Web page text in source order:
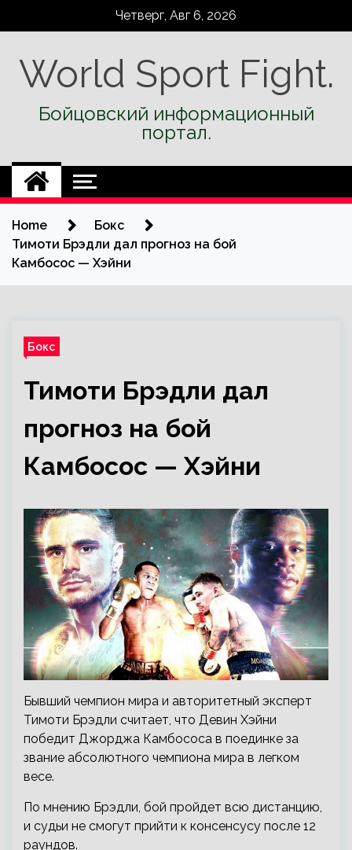
Четверг, Авг 6, 2026
World Sport Fight.
Бойцовский информационный
портал.
Home
Бокс
Тимоти Брэдли дал прогноз на бой
Камбосос — Хэйни
Бокс
Тимоти Брэдли дал
прогноз на бой
Камбосос — Хэйни
Бывший чемпион мира и авторитетный эксперт
Тимоти Брэдли считает, что Девин Хэйни
победит Джорджа Камбососа в поединке за
звание абсолютного чемпиона мира в легком
весе.
По мнению Брэдли, бой пройдет всю дистанцию,
и судьи не смогут прийти к консенсусу после 12
раундов.